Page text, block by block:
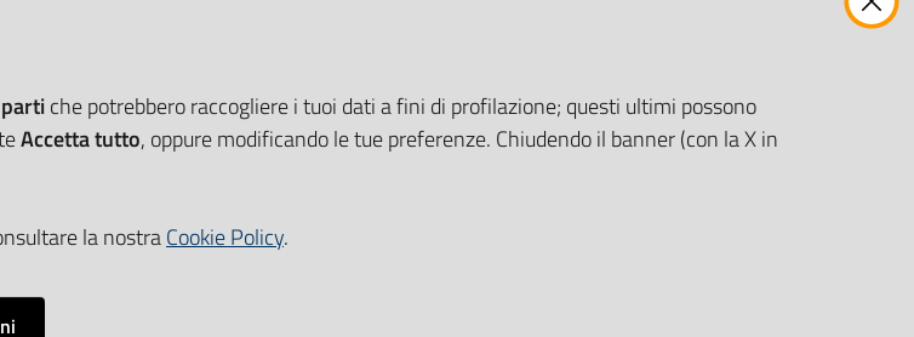
che potrebbero raccogliere i tuoi dati a fini di profilazione; questi ultimi possono
Accetta tutto, oppure modificando le tue preferenze. Chiudendo il banner (con la X in
la nostraCookie Policy.